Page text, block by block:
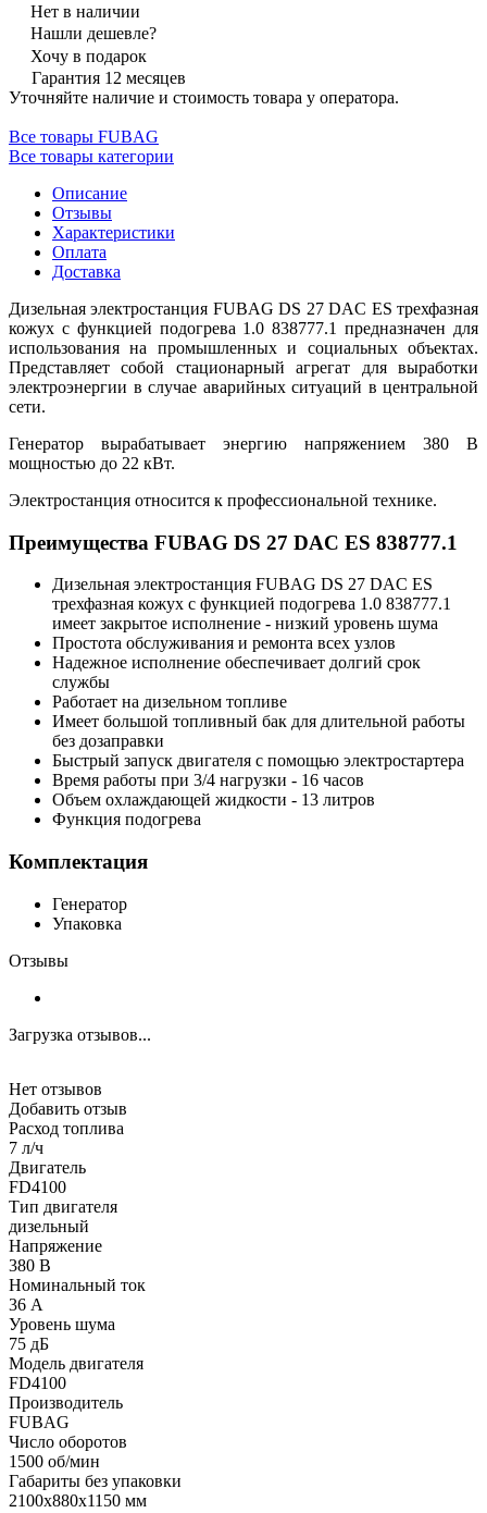
Нет в наличии
Нашли дешевле?
Хочу в подарок
Гарантия 12 месяцев
Уточняйте наличие и стоимость товара у оператора.
Все товары FUBAG
Все товары категории
Описание
Отзывы
Характеристики
Оплата
Доставка
Дизельная электростанция FUBAG DS 27 DAC ES трехфазная
кожух с функцией подогрева 1.0 838777.1 предназначен для
использования на промышленных и социальных объектах.
Представляет собой стационарный агрегат для выработки
электроэнергии в случае аварийных ситуаций в центральной
сети.
Генератор вырабатывает энергию напряжением 380 В
мощностью до 22 кВт.
Электростанция относится к профессиональной технике.
Преимущества FUBAG DS 27 DAC ES 838777.1
Дизельная электростанция FUBAG DS 27 DAC ES
трехфазная кожух с функцией подогрева 1.0 838777.1
имеет закрытое исполнение - низкий уровень шума
Простота обслуживания и ремонта всех узлов
Надежное исполнение обеспечивает долгий срок
службы
Работает на дизельном топливе
Имеет большой топливный бак для длительной работы
без дозаправки
Быстрый запуск двигателя с помощью электростартера
Время работы при 3/4 нагрузки - 16 часов
Объем охлаждающей жидкости - 13 литров
Функция подогрева
Комплектация
Генератор
Упаковка
Отзывы
Загрузка отзывов...
Нет отзывов
Добавить отзыв
Расход топлива
7 л/ч
Двигатель
FD4100
Тип двигателя
дизельный
Напряжение
380 В
Номинальный ток
36 А
Уровень шума
75 дБ
Модель двигателя
FD4100
Производитель
FUBAG
Число оборотов
1500 об/мин
Габариты без упаковки
2100х880х1150 мм